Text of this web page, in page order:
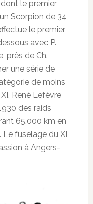
le premier
Scorpion de 34
le premier
avec P.
près de Ch.
une série de
de moins
René Lefèvre
des raids
65.000 km en
fuselage du XI
à Angers-